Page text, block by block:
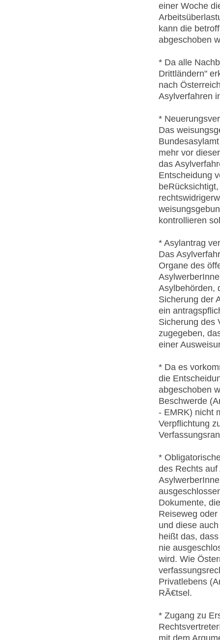
einer Woche
kann die
abgeschoben
* Da alle
Drittländern"
nach
Asylverfahren
*
Das
mehr vor
das
Entscheidung
kontrollieren
* Asylantrag
Das
Organe des
Asylbehörden,
Sicherung der
ein
Sicherung des
zugegeben,
einer
* Da es
die
abgeschoben
Beschwerde
- EMRK) nicht
Verpflichtung
*
des Rechts
Dokumente,
Reiseweg
und diese
heißt das,
nie
wird. Wie
Privatlebens
RÃ€tsel.
* Zugang zu
mit dem